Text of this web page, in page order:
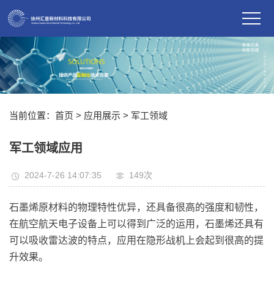
当前位置： 首页 > 应用展示 > 军工领域
军工领域应用
2024-7-26 14:07:35 149次
石墨烯原材料的物理特性优异，还具备很高的强度和韧性，
在航空航天电子设备上可以得到广泛的运用，石墨烯还具有
可以吸收雷达波的特点，应用在隐形战机上会起到很高的提
升效果。